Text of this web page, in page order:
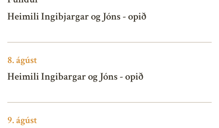
Heimili Ingibjargar og Jóns - opið
8.ágúst
Heimili Ingibargar og Jóns - opið
9.ágúst